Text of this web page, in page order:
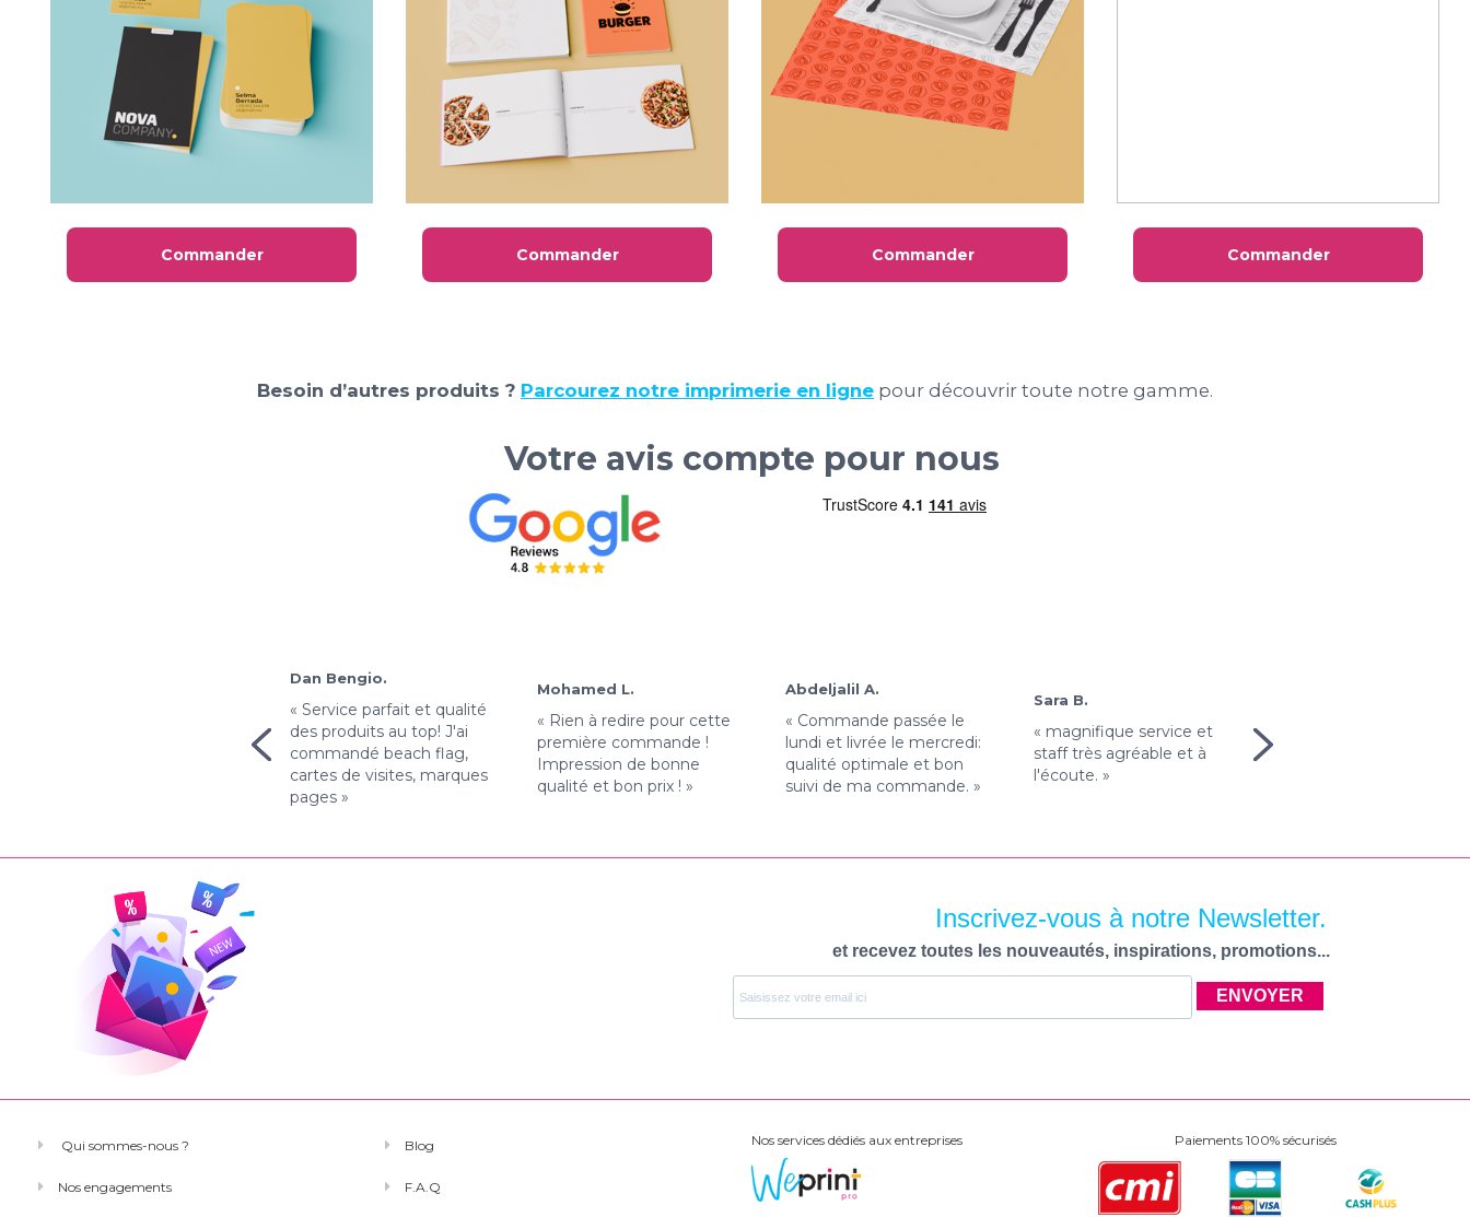
Commander Commander Commander Commander
Besoin d’autres produits ? Parcourez notre imprimerie en ligne pour découvrir toute notre gamme.
Votre avis compte pour nous
Dan Bengio.
« Service parfait et qualité
des produits au top! J'ai
commandé beach flag,
cartes de visites, marques
pages »
Mohamed L.
« Rien à redire pour cette
première commande !
Impression de bonne
qualité et bon prix ! »
Abdeljalil A.
« Commande passée le
lundi et livrée le mercredi:
qualité optimale et bon
suivi de ma commande. »
Sara B.
« magnifique service et
staff très agréable et à
l'écoute. »
Inscrivez-vous à notre Newsletter.
et recevez toutes les nouveautés, inspirations, promotions...
ENVOYER
Qui sommes-nous ?
Nos engagements
Blog
F.A.Q
Nos services dédiés aux entreprises Paiements 100% sécurisés